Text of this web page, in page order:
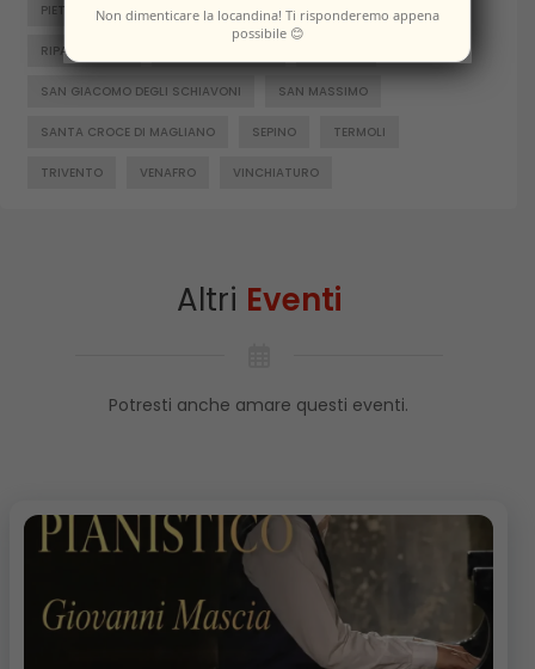
PIETRABBONDANTE PIETRACATELLA RICCIA
RIPALIMOSANI
SAN GIACOMO DEGLI SCHIAVONI SAN MASSIMO
SANTA CROCE DI MAGLIANO SEPINO TERMOLI
TRIVENTO VENAFRO VINCHIATURO
Altri Eventi
Potresti anche amare questi eventi.
Non dimenticare la locandina! Ti risponderemo appena
possibile 😊